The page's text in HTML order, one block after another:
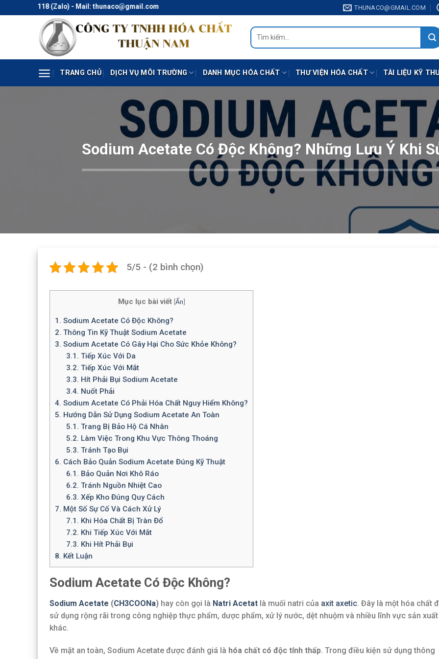
to
(Zalo) - Mail: thunaco@gmail.com THUNACO@GMAIL.COM
Tìm
kiếm:
TRANG CHỦ DỊCH VỤ MÔI TRƯỜNG DANH MỤC HÓA CHẤT THƯ VIỆN HÓA CHẤT TÀI LIỆU KỸ
Sodium Acetate Có Độc Không? Những Lưu Ý Khi
5/5 - (2 bình chọn)
Mục lục bài viết [Ẩn]
1. Sodium Acetate Có Độc Không?
2. Thông Tin Kỹ Thuật Sodium Acetate
3. Sodium Acetate Có Gây Hại Cho Sức Khỏe Không?
3.1. Tiếp Xúc Với Da
3.2. Tiếp Xúc Với Mắt
3.3. Hít Phải Bụi Sodium Acetate
3.4. Nuốt Phải
4. Sodium Acetate Có Phải Hóa Chất Nguy Hiểm Không?
5. Hướng Dẫn Sử Dụng Sodium Acetate An Toàn
5.1. Trang Bị Bảo Hộ Cá Nhân
5.2. Làm Việc Trong Khu Vực Thông Thoáng
5.3. Tránh Tạo Bụi
6. Cách Bảo Quản Sodium Acetate Đúng Kỹ Thuật
6.1. Bảo Quản Nơi Khô Ráo
6.2. Tránh Nguồn Nhiệt Cao
6.3. Xếp Kho Đúng Quy Cách
7. Một Số Sự Cố Và Cách Xử Lý
7.1. Khi Hóa Chất Bị Tràn Đổ
7.2. Khi Tiếp Xúc Với Mắt
7.3. Khi Hít Phải Bụi
8. Kết Luận
Sodium Acetate Có Độc Không?
Sodium Acetate (CH3COONa) hay còn gọi là Natri Acetat là muối natri của axit axetic. Đây là một hóa chất
sử dụng rộng rãi trong công nghiệp thực phẩm, dược phẩm, xử lý nước, dệt nhuộm và nhiều lĩnh vực sản xuất
khác.
Về mặt an toàn, Sodium Acetate được đánh giá là hóa chất có độc tính thấp. Trong điều kiện sử dụng thông